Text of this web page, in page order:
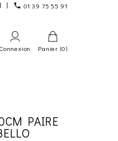
01 39 75 55 91
Connexion Panier (0)
PAIRE